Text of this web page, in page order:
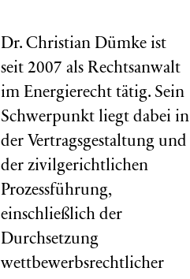
Dr. Christian Dümke ist
seit 2007 als Rechtsanwalt
im Energierecht tätig. Sein
Schwerpunkt liegt dabei in
der Vertragsgestaltung und
der zivilgerichtlichen
Prozessführung,
einschließlich der
Durchsetzung
wettbewerbsrechtlicher